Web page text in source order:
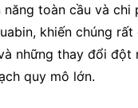
toàn cầu và
khiến chúng
những thay đổi
quy mô lớn.